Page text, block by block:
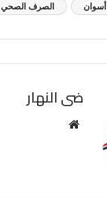
أسوان الصرف الصحي
ضى النهار